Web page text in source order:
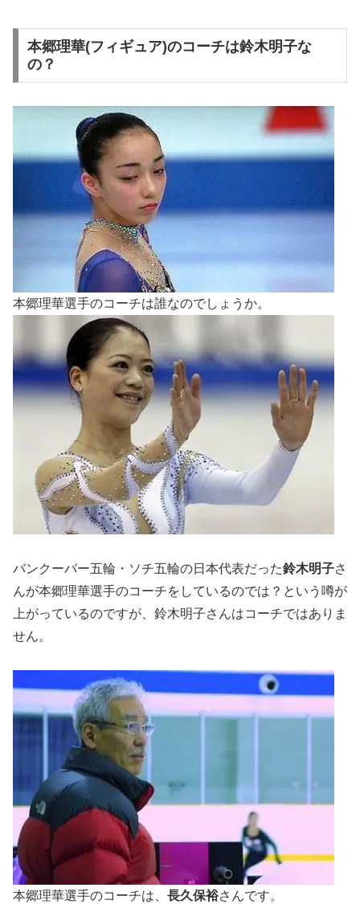
本郷理華(フィギュア)のコーチは鈴木明子な
の？
本郷理華選手のコーチは誰なのでしょうか。
バンクーバー五輪・ソチ五輪の日本代表だった鈴木明子さ
んが本郷理華選手のコーチをしているのでは？という噂が
上がっているのですが、 鈴木明子さんはコーチではありま
せん。
本郷理華選手のコーチは、 長久保裕さんです。